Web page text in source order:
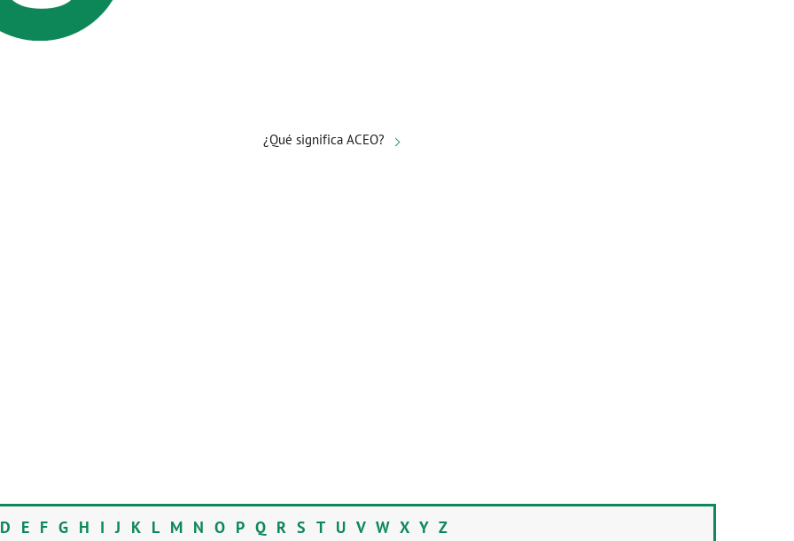
¿Qué significa ACEO?
D E F G H IJ K L M N O P Q R S T U V W X Y Z